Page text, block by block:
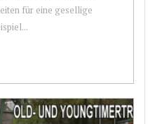
für eine gesellige